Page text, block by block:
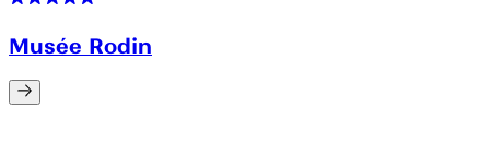
Musée Rodin